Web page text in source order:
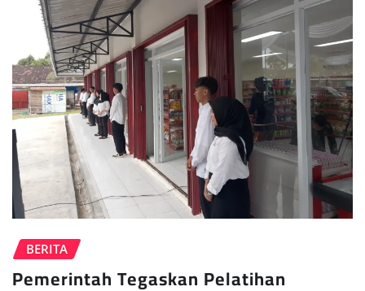
BERITA
Pemerintah Tegaskan Pelatihan